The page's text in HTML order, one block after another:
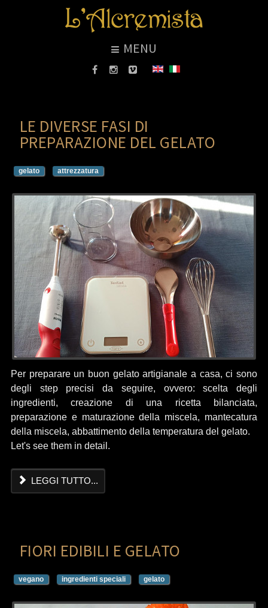
MENU
LE DIVERSE FASI DI
PREPARAZIONE DEL GELATO
gelato attrezzatura
Per preparare un buon gelato artigianale a casa, ci sono
degli step precisi da seguire, ovvero: scelta degli
ingredienti, creazione di una ricetta bilanciata,
preparazione e maturazione della miscela, mantecatura
della miscela, abbattimento della temperatura del gelato.
Let's see them in detail.
LEGGI TUTTO...
FIORI EDIBILI E GELATO
vegano ingredienti speciali gelato